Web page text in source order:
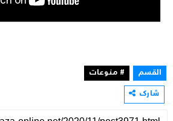
القسم
# منوعات
شارك